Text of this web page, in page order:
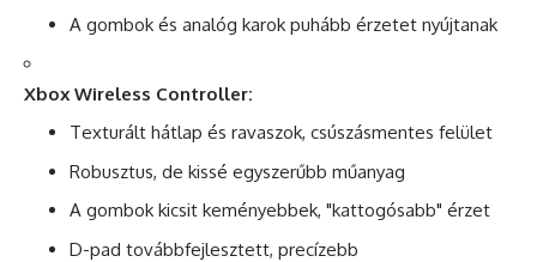
A gombok és analóg karok puhább érzetet nyújtanak
Xbox Wireless Controller:
Texturált hátlap és ravaszok, csúszásmentes felület
Robusztus, de kissé egyszerűbb műanyag
A gombok kicsit keményebbek, "kattogósabb" érzet
D-pad továbbfejlesztett, precízebb